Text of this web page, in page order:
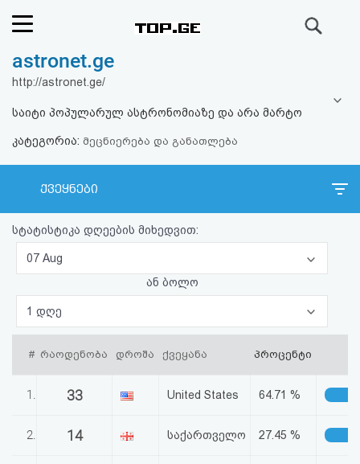
რეიტინგი
ფოსტა
კითხვა-
პასუხი
ავტორიზაცია
რეგისტრაცია
აღდგენა
კოდი
astronet.ge
http://astronet.ge/
საიტი პოპულარულ ასტრონომიაზე და არა მარტო
კატეგორია: მეცნიერება და განათლება
ქვეყნები
სტატისტიკა დღეების მიხედვით:
07 Aug
ან ბოლო
1 დღე
# რაოდენობა დროშა ქვეყანა პროცენტი
1. 33 United States 64.71 %
2. 14 საქართველო 27.45 %